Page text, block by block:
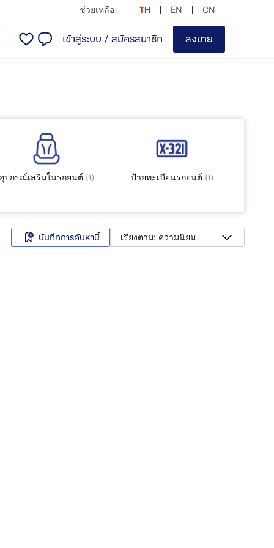
ช่วยเหลือ TH EN CN
เข้าสู่ระบบ / สมัครสมาชิก ลงขาย
ปกรณ์เสริมในรถยนต์ (1 ) ป้ายทะเบียนรถยนต์ (1 )
บันทึกการค้นหานี้ เรียงตาม: ความนิยม